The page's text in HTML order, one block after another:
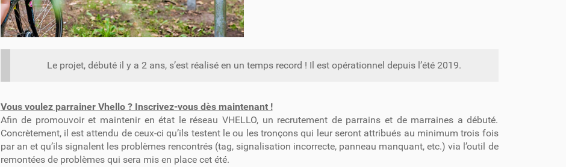
Le projet, débuté il y a 2 ans, s’est réalisé en un temps record ! Il est opérationnel depuis l’été 2019.
Vous voulez parrainer Vhello ? Inscrivez-vous dès maintenant !
Afin de promouvoir et maintenir en état le réseau VHELLO, un recrutement de parrains et de marraines a débuté.
Concrètement, il est attendu de ceux-ci qu’ils testent le ou les tronçons qui leur seront attribués au minimum trois fois
par an et qu’ils signalent les problèmes rencontrés (tag, signalisation incorrecte, panneau manquant, etc.) via l’outil de
remontées de problèmes qui sera mis en place cet été.